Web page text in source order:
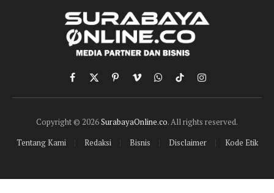
Facebook
X
(Twitter)
PinterestVimeoWhatsApp
TikTokInstagram
Copyright © 2026SurabayaOnline.co. All rights reserved.
Tentang Kami
Redaksi Bisnis Disclaimer Kode Etik